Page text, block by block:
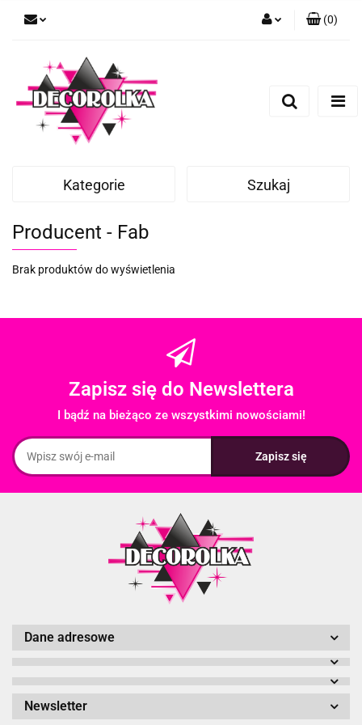
(0)
Kategorie Szukaj
Producent - Fab
Brak produktów do wyświetlenia
Zapisz się do Newslettera
I bądź na bieżąco ze wszystkimi nowościami!
Dane adresowe
Newsletter